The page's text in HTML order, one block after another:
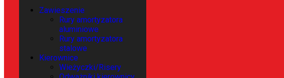
Zawieszenie
Rury amortyzatora
aluminiowe
Rury amortyzatora
stalowe
Kierownice
Wieżyczki/Risery